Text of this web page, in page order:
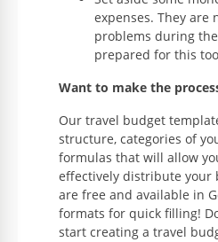
expenses. They are
problems during
prepared for this
Want to make the
Our travel budget
structure, categories of
formulas that will allow
effectively distribute your
are free and available in
formats for quick filling!
start creating a travel